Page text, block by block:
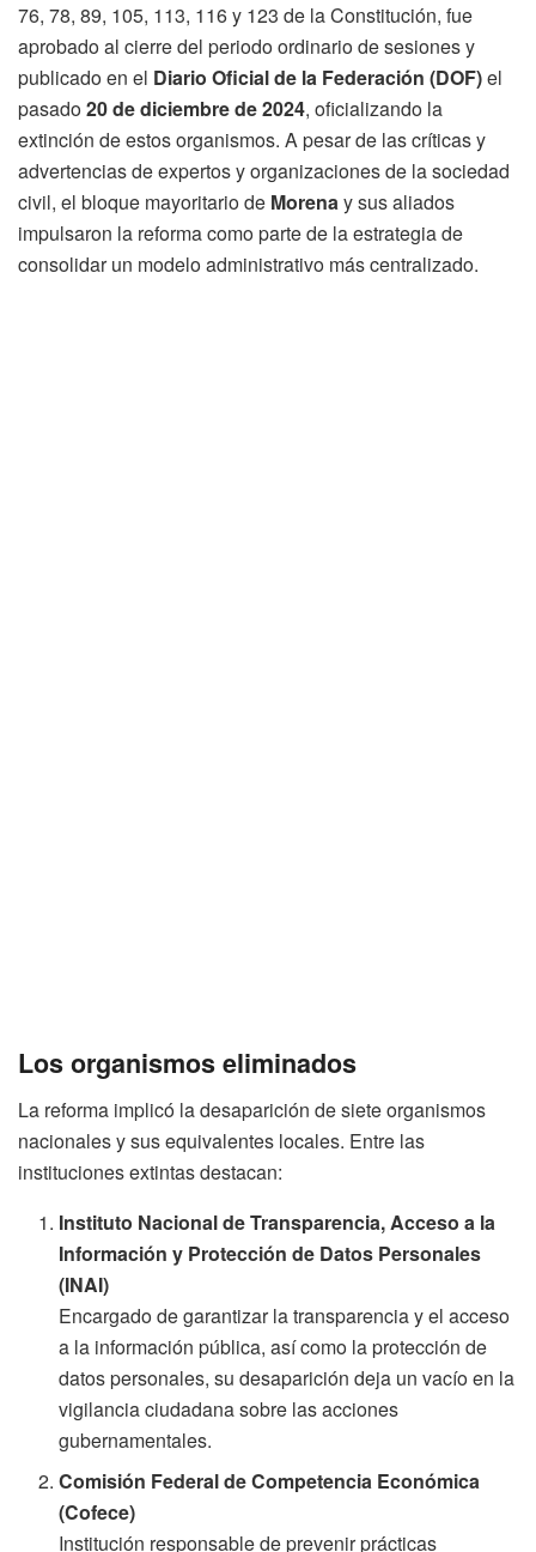
76, 78, 89, 105, 113, 116 y 123 de la Constitución, fue
aprobado al cierre del periodo ordinario de sesiones y
publicado en el Diario Oficial de la Federación (DOF)el
pasado20 de diciembre de 2024, oficializando la
extinción de estos organismos. A pesar de las críticas y
advertencias de expertos y organizaciones de la sociedad
civil, el bloque mayoritario de Morenay sus aliados
impulsaron la reforma como parte de la estrategia de
consolidar un modelo administrativo más centralizado.
Los organismos eliminados
La reforma implicó la desaparición de siete organismos
nacionales y sus equivalentes locales. Entre las
instituciones extintas destacan:
Instituto Nacional de Transparencia, Acceso a la
Información y Protección de Datos Personales
(INAI)
Encargado de garantizar la transparencia y el acceso
a la información pública, así como la protección de
datos personales, su desaparición deja un vacío en la
vigilancia ciudadana sobre las acciones
gubernamentales.
Comisión Federal de Competencia Económica
(Cofece)
Institución responsable de prevenir prácticas